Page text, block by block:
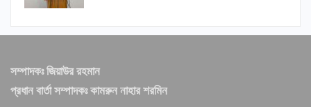
সম্পাদকঃ জিয়াউর রহমান
প্রধান বার্তা সম্পাদকঃ কামরুন নাহার শরমিন